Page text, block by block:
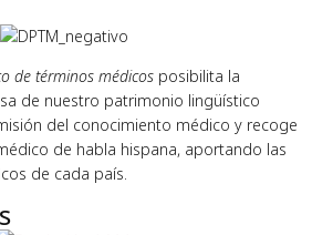
de términos médicos posibilita la
de nuestro patrimonio lingüístico
del conocimiento médico y recoge
de habla hispana, aportando las
de cada país.